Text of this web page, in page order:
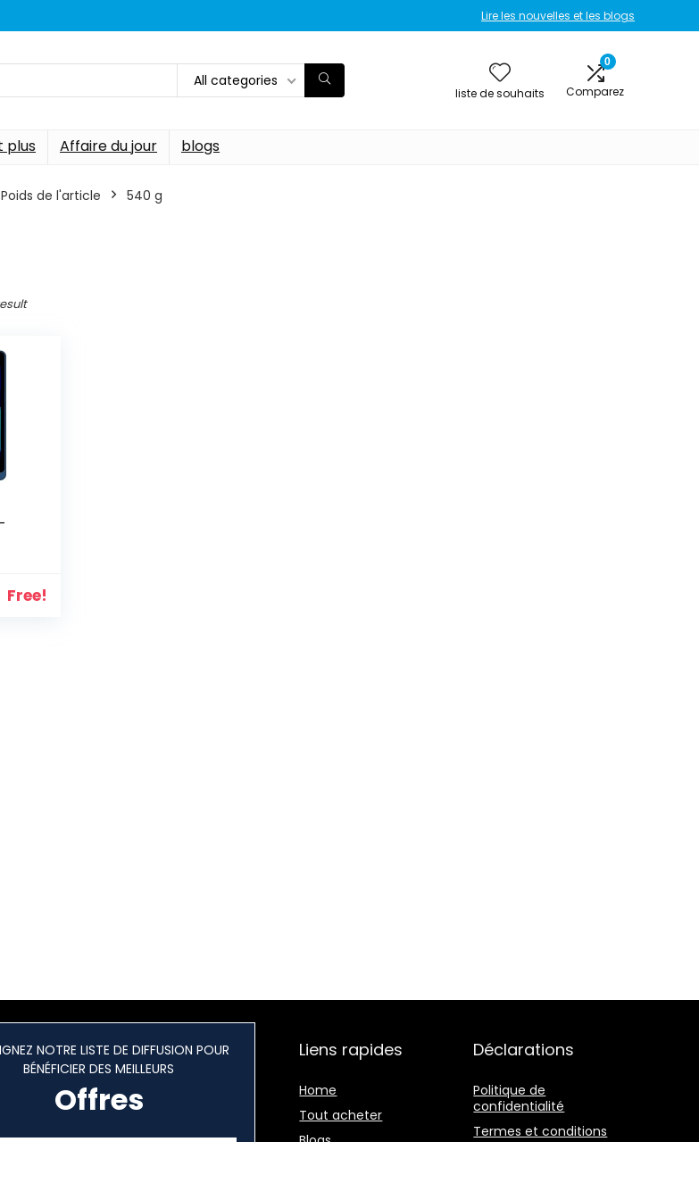
Lire les nouvelles et les blogs
All categories
liste de souhaits
0
Comparez
plus Affaire du jour blogs
de l'article ‎540 g
Free!
NOTRE LISTE DE DIFFUSION POUR
BÉNÉFICIER DES MEILLEURS
Offres
Liens rapides
Home
Tout acheter
Blogs
Déclarations
Politique de
confidentialité
Termes et conditions